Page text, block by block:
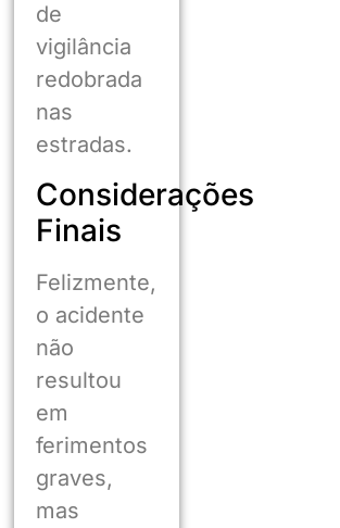
de
vigilância
redobrada
nas
estradas.
Considerações
Finais
Felizmente,
o acidente
não
resultou
em
ferimentos
graves,
mas